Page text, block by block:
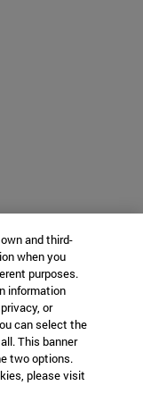
and third-
when you
purposes.
information
or
can select the
This banner
two options.
please visit